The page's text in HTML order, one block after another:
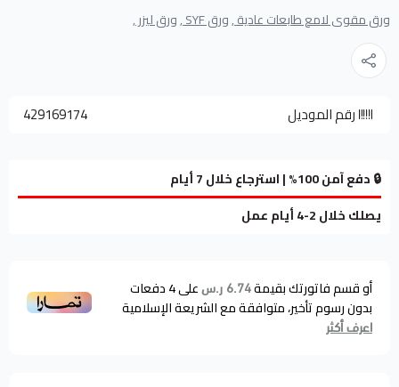
ورق مقوى لامع طابعات عادية ,ورق SYF , ورق ليزر ,
رقم الموديل 429169174
🔒 دفع آمن 100% | استرجاع خلال 7 أيام
يصلك خلال 2-4 أيام عمل
أو قسم فاتورتك بقيمة6.74 ر.س على4دفعات
بدون رسوم تأخير، متوافقة مع الشريعة الإسلامية
اعرف أكثر